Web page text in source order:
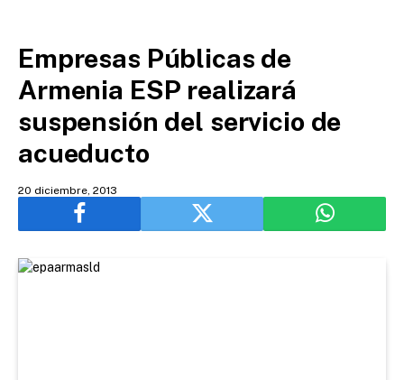
Empresas Públicas de
Armenia ESP realizará
suspensión del servicio de
acueducto
20 diciembre, 2013